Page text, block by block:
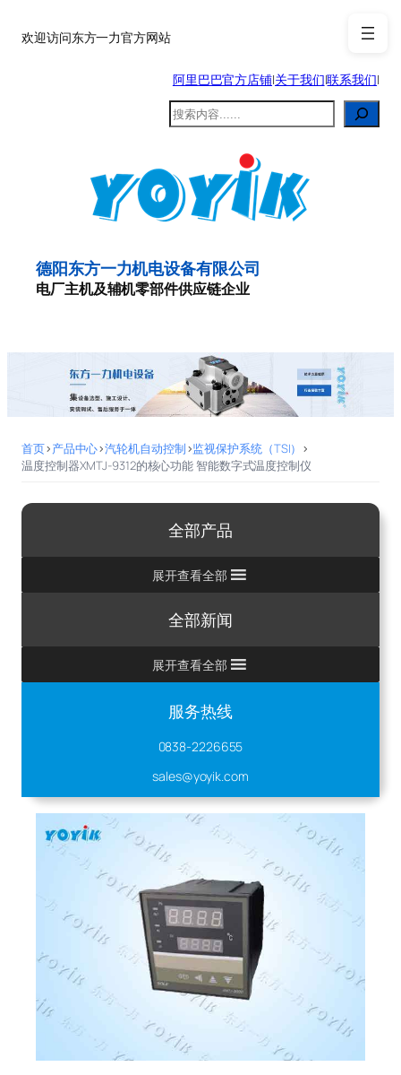
至欢迎访问东方一力官方网站
阿里巴巴官方店铺|关于我们|联系我们|
搜
索
德阳东方一力机电设备有限公司
电厂主机及辅机零部件供应链企业
首页>产品中心>汽轮机自动控制>监视保护系统（TSI） >
温度控制器XMTJ-9312的核心功能 智能数字式温度控制仪
全部产品
展开查看全部
全部新闻
展开查看全部
服务热线
0838-2226655
sales@yoyik.com